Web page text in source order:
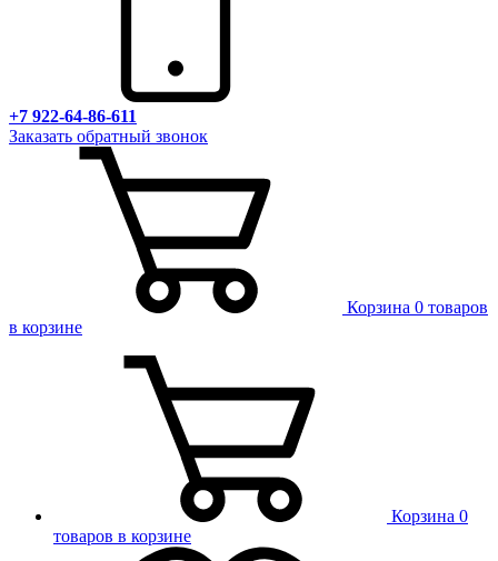
+7 922-64-86-611
Заказать обратный звонок
Корзина 0 товаров
в корзине
Корзина 0
товаров в корзине